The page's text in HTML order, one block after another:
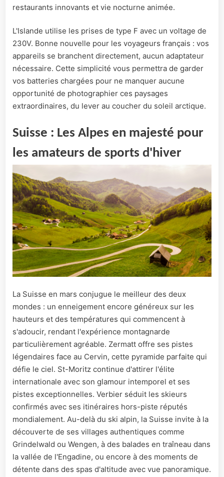
restaurants innovants et vie nocturne animée.
L'Islande utilise les prises de type F avec un voltage de
230V. Bonne nouvelle pour les voyageurs français : vos
appareils se branchent directement, aucun adaptateur
nécessaire. Cette simplicité vous permettra de garder
vos batteries chargées pour ne manquer aucune
opportunité de photographier ces paysages
extraordinaires, du lever au coucher du soleil arctique.
Suisse : Les Alpes en majesté pour
les amateurs de sports d'hiver
La Suisse en mars conjugue le meilleur des deux
mondes : un enneigement encore généreux sur les
hauteurs et des températures qui commencent à
s'adoucir, rendant l'expérience montagnarde
particulièrement agréable. Zermatt offre ses pistes
légendaires face au Cervin, cette pyramide parfaite qui
défie le ciel. St-Moritz continue d'attirer l'élite
internationale avec son glamour intemporel et ses
pistes exceptionnelles. Verbier séduit les skieurs
confirmés avec ses itinéraires hors-piste réputés
mondialement. Au-delà du ski alpin, la Suisse invite à la
découverte de ses villages authentiques comme
Grindelwald ou Wengen, à des balades en traîneau dans
la vallée de l'Engadine, ou encore à des moments de
détente dans des spas d'altitude avec vue panoramique.